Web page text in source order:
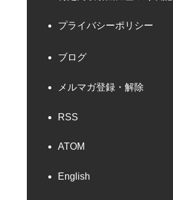
プライバシーポリシー
ブログ
メルマガ登録・解除
RSS
ATOM
English